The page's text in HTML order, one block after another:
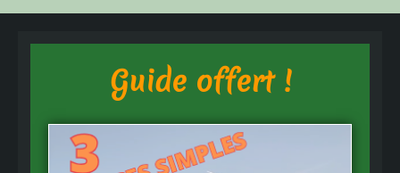
Guide offert !